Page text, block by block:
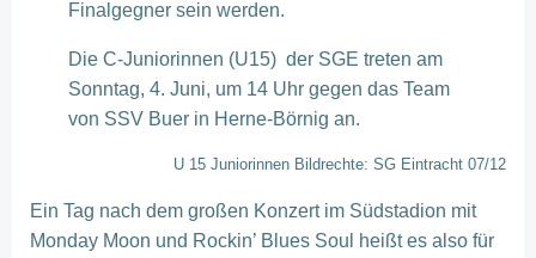
Finalgegner sein werden.
Die C-Juniorinnen (U15) der SGE treten am
Sonntag, 4. Juni, um 14 Uhr gegen das Team
von SSV Buer in Herne-Börnig an.
U 15 Juniorinnen Bildrechte: SG Eintracht 07/12
Ein Tag nach dem großen Konzert im Südstadion mit
Monday Moon und Rockin’ Blues Soul heißt es also für